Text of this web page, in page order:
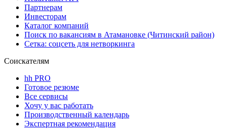
Партнерам
Инвесторам
Каталог компаний
Поиск по вакансиям в Атамановке (Читинский район)
Сетка: соцсеть для нетворкинга
Соискателям
hh PRO
Готовое резюме
Все сервисы
Хочу у вас работать
Производственный календарь
Экспертная рекомендация